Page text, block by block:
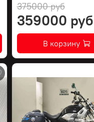
375000 руб
359000 руб
В корзину